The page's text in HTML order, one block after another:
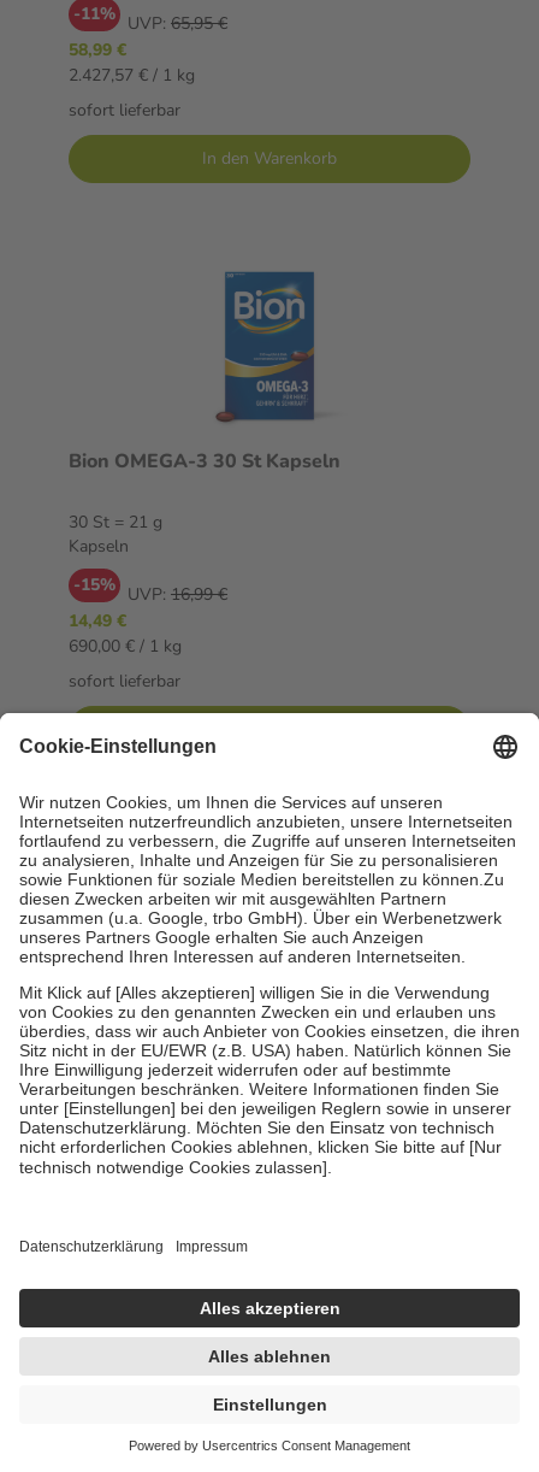
-11% UVP: 65,95 €
58,99 €
2.427,57 € / 1 kg
sofort lieferbar
In den Warenkorb
Bion OMEGA-3 30 St Kapseln
30 St = 21 g
Kapseln
-15% UVP: 16,99 €
14,49 €
690,00 € / 1 kg
sofort lieferbar
OMEGA-3 FETTSÄUREN 1000mg +12mg
Vitamin E 100 St Kapseln
100 St = 141,5 g
Kapseln
-58% UVP: 16,61 €
sofort lieferbar
In den Warenkorb